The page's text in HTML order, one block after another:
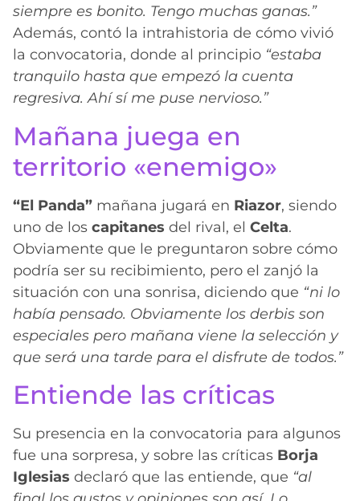
siempre es bonito. Tengo muchas ganas.”
Además, contó la intrahistoria de cómo vivió
la convocatoria, donde al principio “estaba
tranquilo hasta que empezó la cuenta
regresiva. Ahí sí me puse nervioso.”
Mañana juega en
territorio «enemigo»
“El Panda” mañana jugará en Riazor, siendo
uno de los capitanes del rival, el Celta.
Obviamente que le preguntaron sobre cómo
podría ser su recibimiento, pero el zanjó la
situación con una sonrisa, diciendo que “ni lo
había pensado. Obviamente los derbis son
especiales pero mañana viene la selección y
que será una tarde para el disfrute de todos.”
Entiende las críticas
Su presencia en la convocatoria para algunos
fue una sorpresa, y sobre las críticas Borja
Iglesias declaró que las entiende, que “al